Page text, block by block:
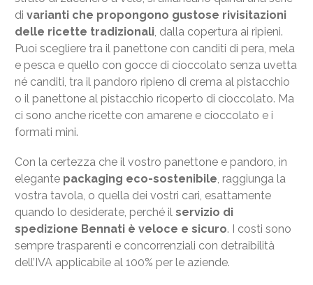
divarianti che propongono gustose rivisitazioni
delle ricette tradizionali , dalla copertura ai ripieni.
Puoi scegliere tra il panettone con canditi di pera, mela
e pesca e quello con gocce di cioccolato senza uvetta
né canditi, tra il pandoro ripieno di crema al pistacchio
o il panettone al pistacchio ricoperto di cioccolato. Ma
ci sono anche ricette con amarene e cioccolato e i
formati mini.
Con la certezza che il vostro panettone e pandoro, in
elegante packaging eco-sostenibile, raggiunga la
vostra tavola, o quella dei vostri cari, esattamente
quando lo desiderate, perché ilservizio di
spedizione Bennati è veloce e sicuro. I costi sono
sempre trasparenti e concorrenziali con detraibilità
dell’IVA applicabile al 100% per le aziende.